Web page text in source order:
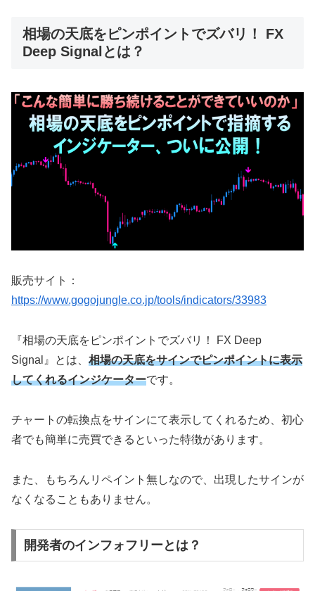
相場の天底をピンポイントでズバリ！ FX
Deep Signalとは？
販売サイト：
https://www.gogojungle.co.jp/tools/indicators/33983
『相場の天底をピンポイントでズバリ！ FX Deep
Signal』とは、 相場の天底をサインでピンポイントに表示
してくれるインジケーターです。
チャートの転換点をサインにて表示してくれるため、初心
者でも簡単に売買できるといった特徴があります。
また、もちろんリペイント無しなので、出現したサインが
なくなることもありません。
開発者のインフォフリーとは？